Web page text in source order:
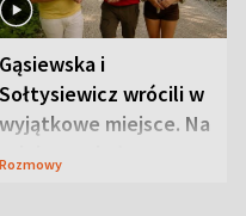
Gąsiewska i
Sołtysiewicz wrócili w
wyjątkowe miejsce. Na
szlaku czekał
Rozmowy